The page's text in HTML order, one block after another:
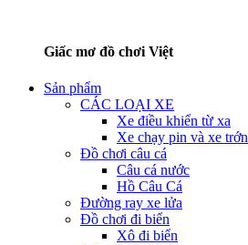
Giấc mơ đồ chơi Việt
Sản phẩm
CÁC LOẠI XE
Xe điều khiển từ xa
Xe chạy pin và xe trớn
Đồ chơi câu cá
Câu cá nước
Hồ Câu Cá
Đường ray xe lửa
Đồ chơi đi biển
Xô đi biển